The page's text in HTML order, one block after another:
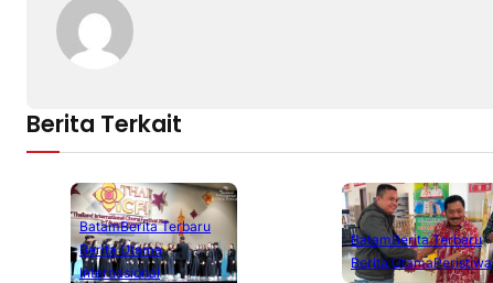
Berita Terkait
BatamBerita Terbaru
Berita Utama
Internasional
BatamBerita Terbaru
Berita UtamaPeristiwa